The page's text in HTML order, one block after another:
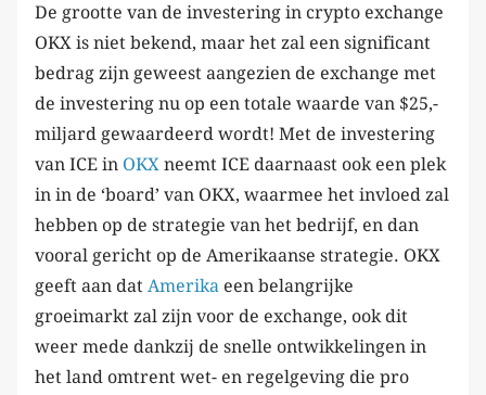
De grootte van de investering in crypto exchange
OKX is niet bekend, maar het zal een significant
bedrag zijn geweest aangezien de exchange met
de investering nu op een totale waarde van $25,-
miljard gewaardeerd wordt! Met de investering
van ICE in OKX neemt ICE daarnaast ook een plek
in in de ‘board’ van OKX, waarmee het invloed zal
hebben op de strategie van het bedrijf, en dan
vooral gericht op de Amerikaanse strategie. OKX
geeft aan dat Amerika een belangrijke
groeimarkt zal zijn voor de exchange, ook dit
weer mede dankzij de snelle ontwikkelingen in
het land omtrent wet- en regelgeving die pro